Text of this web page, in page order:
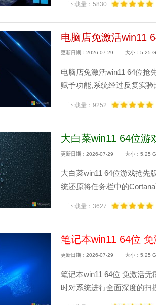
下载量：5830
电脑店免激活win11
更新日期：2026-07-29 大小：5.25 G
电脑店免激活win11 64位抢
赋予功能,系统经过反复实
下载量：9252
大白菜win11 64位游
更新日期：2026-07-29 大小：5.25 G
大白菜win11 64位游戏抢先
统还原将任务栏中的
下载量：3627
笔记本win11 64位
更新日期：2026-07-29 大小：5.25 G
笔记本win11 64位 免激活
时对系统进行全面深度的扫